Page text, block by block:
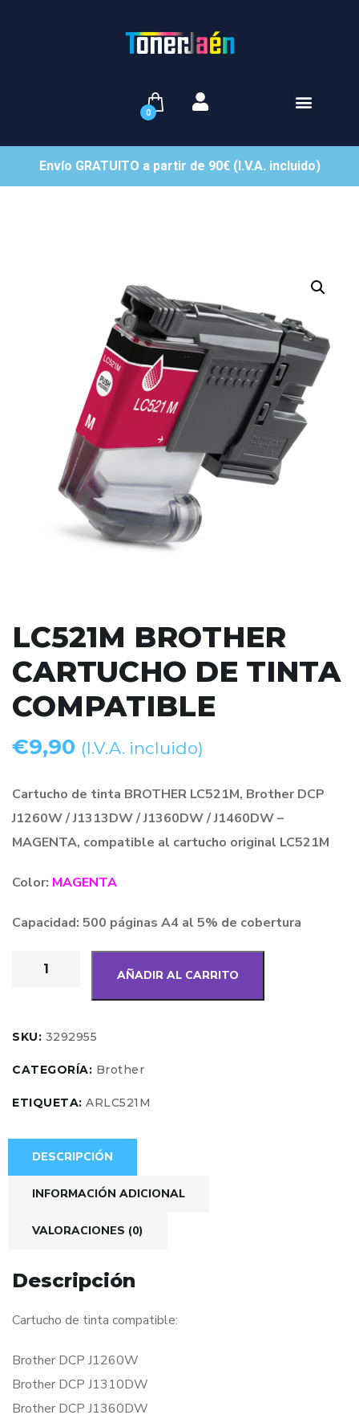
0
Envío GRATUITO a partir de 90€ (I.V.A. incluido)
LC521M BROTHER
CARTUCHO DE TINTA
COMPATIBLE
€9,90 (I.V.A. incluido)
Cartucho de tinta BROTHER LC521M, Brother DCP
J1260W / J1313DW / J1360DW / J1460DW –
MAGENTA, compatible al cartucho original LC521M
Color: MAGENTA
Capacidad: 500 páginas A4 al 5% de cobertura
AÑADIR AL CARRITO
SKU: 3292955
CATEGORÍA: Brother
ETIQUETA: ARLC521M
DESCRIPCIÓN
INFORMACIÓN ADICIONAL
VALORACIONES (0)
Descripción
Cartucho de tinta compatible:
Brother DCP J1260W
Brother DCP J1310DW
Brother DCP J1360DW